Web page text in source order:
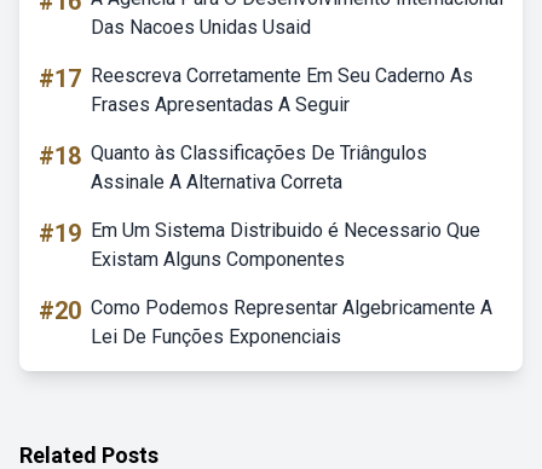
Das Nacoes Unidas Usaid
#17 Reescreva Corretamente Em Seu Caderno As
Frases Apresentadas A Seguir
#18 Quanto às Classificações De Triângulos
Assinale A Alternativa Correta
#19 Em Um Sistema Distribuido é Necessario Que
Existam Alguns Componentes
#20 Como Podemos Representar Algebricamente A
Lei De Funções Exponenciais
Related Posts